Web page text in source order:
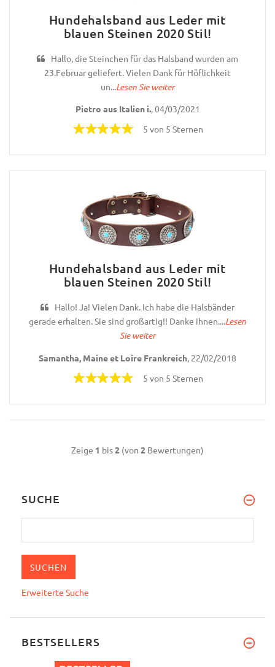
Hundehalsband aus Leder mit
blauen Steinen 2020 Stil!
Hallo, die Steinchen für das Halsband wurden am
23.Februar geliefert. Vielen Dank für Höflichkeit
un...Lesen Sie weiter
Pietro aus Italien i., 04/03/2021
5 von 5 Sternen
Hundehalsband aus Leder mit
blauen Steinen 2020 Stil!
Hallo! Ja! Vielen Dank. Ich habe die Halsbänder
gerade erhalten. Sie sind großartig!! Danke ihnen....Lesen
Sie weiter
Samantha, Maine et Loire Frankreich, 22/02/2018
5 von 5 Sternen
Zeige 1 bis2 (von 2 Bewertungen)
SUCHE
Erweiterte Suche
BESTSELLERS